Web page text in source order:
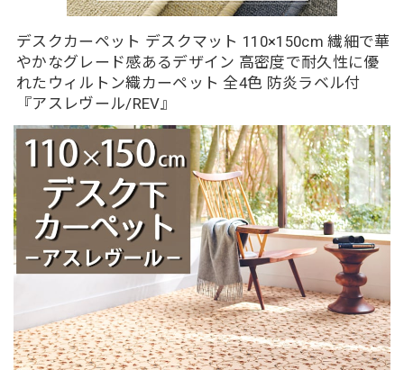
デスクカーペット デスクマット 110×150cm 繊細で華
やかなグレード感あるデザイン 高密度で耐久性に優
れたウィルトン織カーペット 全4色 防炎ラベル付
『アスレヴール/REV』